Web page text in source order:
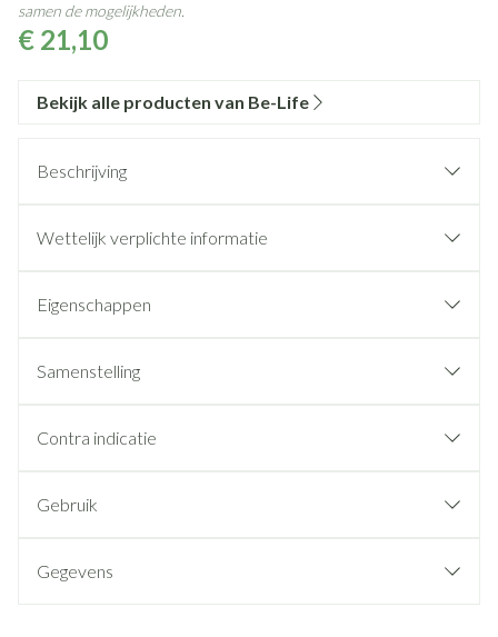
€ 21,10
samen de mogelijkheden.
Bekijk alle producten van Be-Life
Beschrijving
Wettelijk verplichte informatie
Eigenschappen
Samenstelling
Contra indicatie
Gebruik
Gegevens